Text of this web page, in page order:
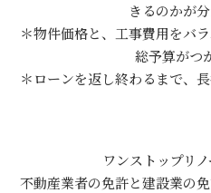
きるのかが分
＊物件価格と、工事費用をバ
総予算がつ
＊ローンを返し終わるまで、
ワンストップリ
不動産業者の免許と建設業の